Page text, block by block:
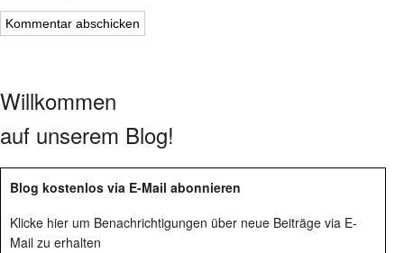
Willkommen
auf unserem Blog!
Blog kostenlos via E-Mail abonnieren
Klicke hier um Benachrichtigungen über neue Beiträge via E-
Mail zu erhalten